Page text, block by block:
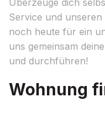
Service und
noch heute für ein
uns gemeinsam
und durchführen!
Wohnung